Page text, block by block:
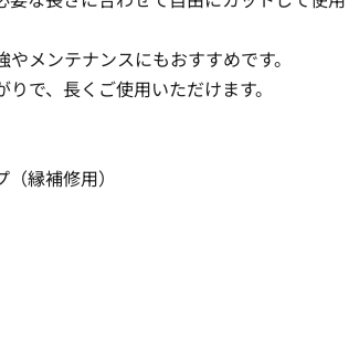
メンテナンスにもおすすめです。
で、長くご使用いただけます。
縁補修用）